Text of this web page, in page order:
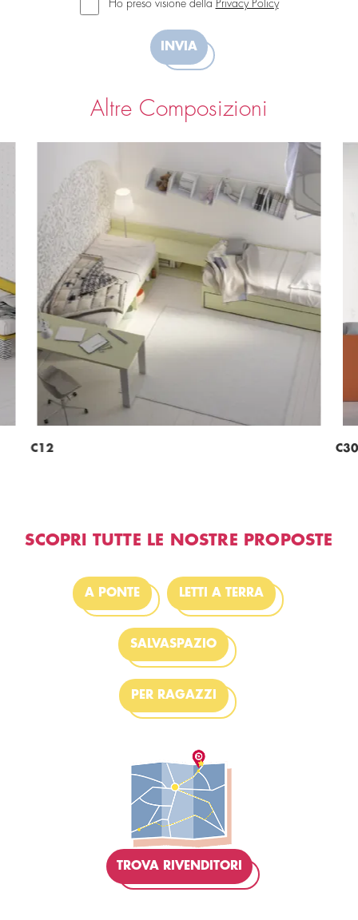
Ho preso visione della Privacy Policy
INVIA
Altre Composizioni
C12 C30
SCOPRI TUTTE LE NOSTRE PROPOSTE
A PONTE LETTI A TERRA
SALVASPAZIO
PER RAGAZZI
TROVA RIVENDITORI